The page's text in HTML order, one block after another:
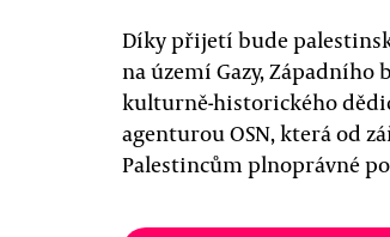
Díky přijetí bude
na území Gazy, Západního
kulturně-historického
agenturou OSN, která od
Palestincům plnoprávné